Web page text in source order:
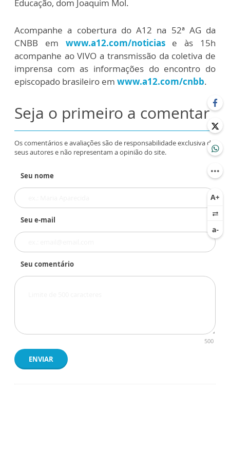
Educação, dom Joaquim Mol.
Acompanhe a cobertura do A12 na 52ª AG da
CNBB em www.a12.com/noticiase às 15h
acompanhe ao VIVO a transmissão da coletiva de
imprensa com as informações do encontro do
episcopado brasileiro em www.a12.com/cnbb.
Seja o primeiro a comentar
Os comentários e avaliações são de responsabilidade exclusiva de
seus autores e não representam a opinião do site.
Seu nome
Seu e-mail
Seu comentário
500
ENVIAR